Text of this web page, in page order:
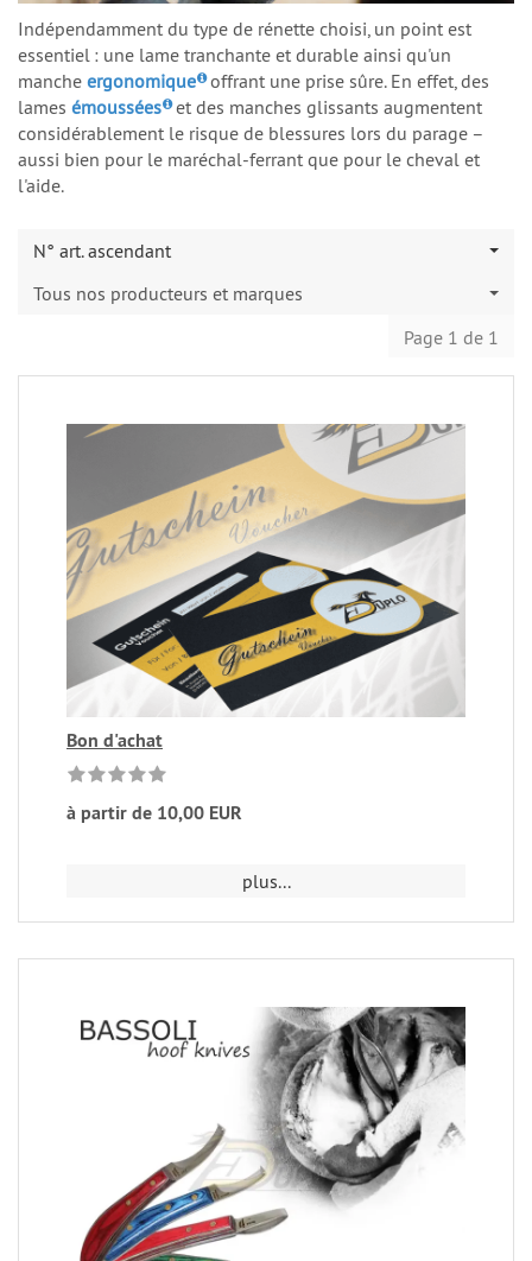
Indépendamment du type de rénette choisi, un point est
essentiel : une lame tranchante et durable ainsi qu'un
manche ergonomique offrant une prise sûre. En effet, des
lames émoussées et des manches glissants augmentent
considérablement le risque de blessures lors du parage –
aussi bien pour le maréchal-ferrant que pour le cheval et
l'aide.
N° art. ascendant
Tous nos producteurs et marques
Page 1 de 1
Bon d'achat
à partir de 10,00 EUR
plus...